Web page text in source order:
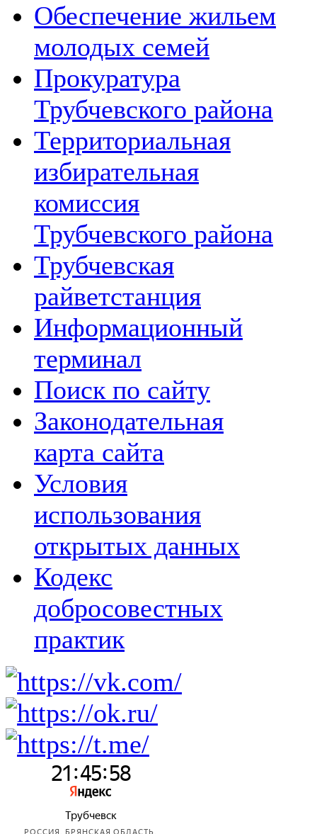
Обеспечение жильем
молодых семей
Прокуратура
Трубчевского района
Территориальная
избирательная
комиссия
Трубчевского района
Трубчевская
райветстанция
Информационный
терминал
Поиск по сайту
Законодательная
карта сайта
Условия
использования
открытых данных
Кодекс
добросовестных
практик